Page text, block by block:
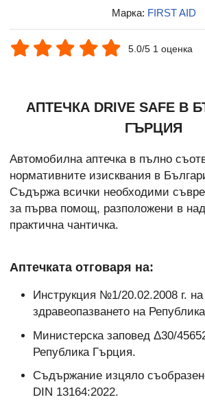
Марка: FIRST AID
5.0/5 1 оценка
АПТЕЧКА DRIVE SAFE В
ГЪРЦИЯ
Автомобилна аптечка в пълно
нормативните изисквания в
Съдържа всички необходими
за първа помощ, разположени в
практична чантичка.
Аптечката отговаря на:
Инструкция №1/20.02.2008 г.
здравеопазването на
Министерска заповед Δ30/
Република Гърция.
Съдържание изцяло
DIN 13164:2022.